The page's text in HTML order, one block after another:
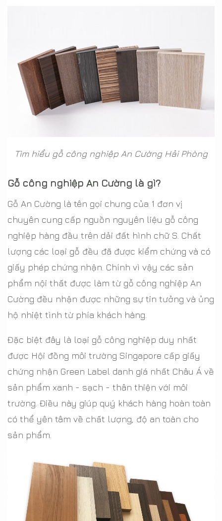
Tìm hiểu gỗ công nghiệp An Cường Hải Phòng
Gỗ công nghiệp An Cường là gì?
Gỗ An Cường là tên gọi chung của 1 đơn vị
chuyên cung cấp nguồn nguyên liệu gỗ công
nghiệp hàng đầu trên dải đất hình chữ S. Chất
lượng các loại gỗ đều đã được kiểm chứng và có
giấy phép chứng nhận. Chính vì vậy các sản
phẩm nội thất được làm từ gỗ công nghiệp An
Cường đều nhận được những sự tin tưởng và ủng
hộ nhiệt tình từ phía khách hàng.
Đặc biệt đây là loại gỗ công nghiệp duy nhất
được Hội đồng môi trường Singapore cấp giấy
chứng nhận Green Label danh giá nhất Châu Á về
sản phẩm xanh - sạch - thân thiện với môi
trường. Điều này giúp quý khách hàng hoàn toàn
có thể yên tâm về chất lượng, độ an toàn cho
sản phẩm.